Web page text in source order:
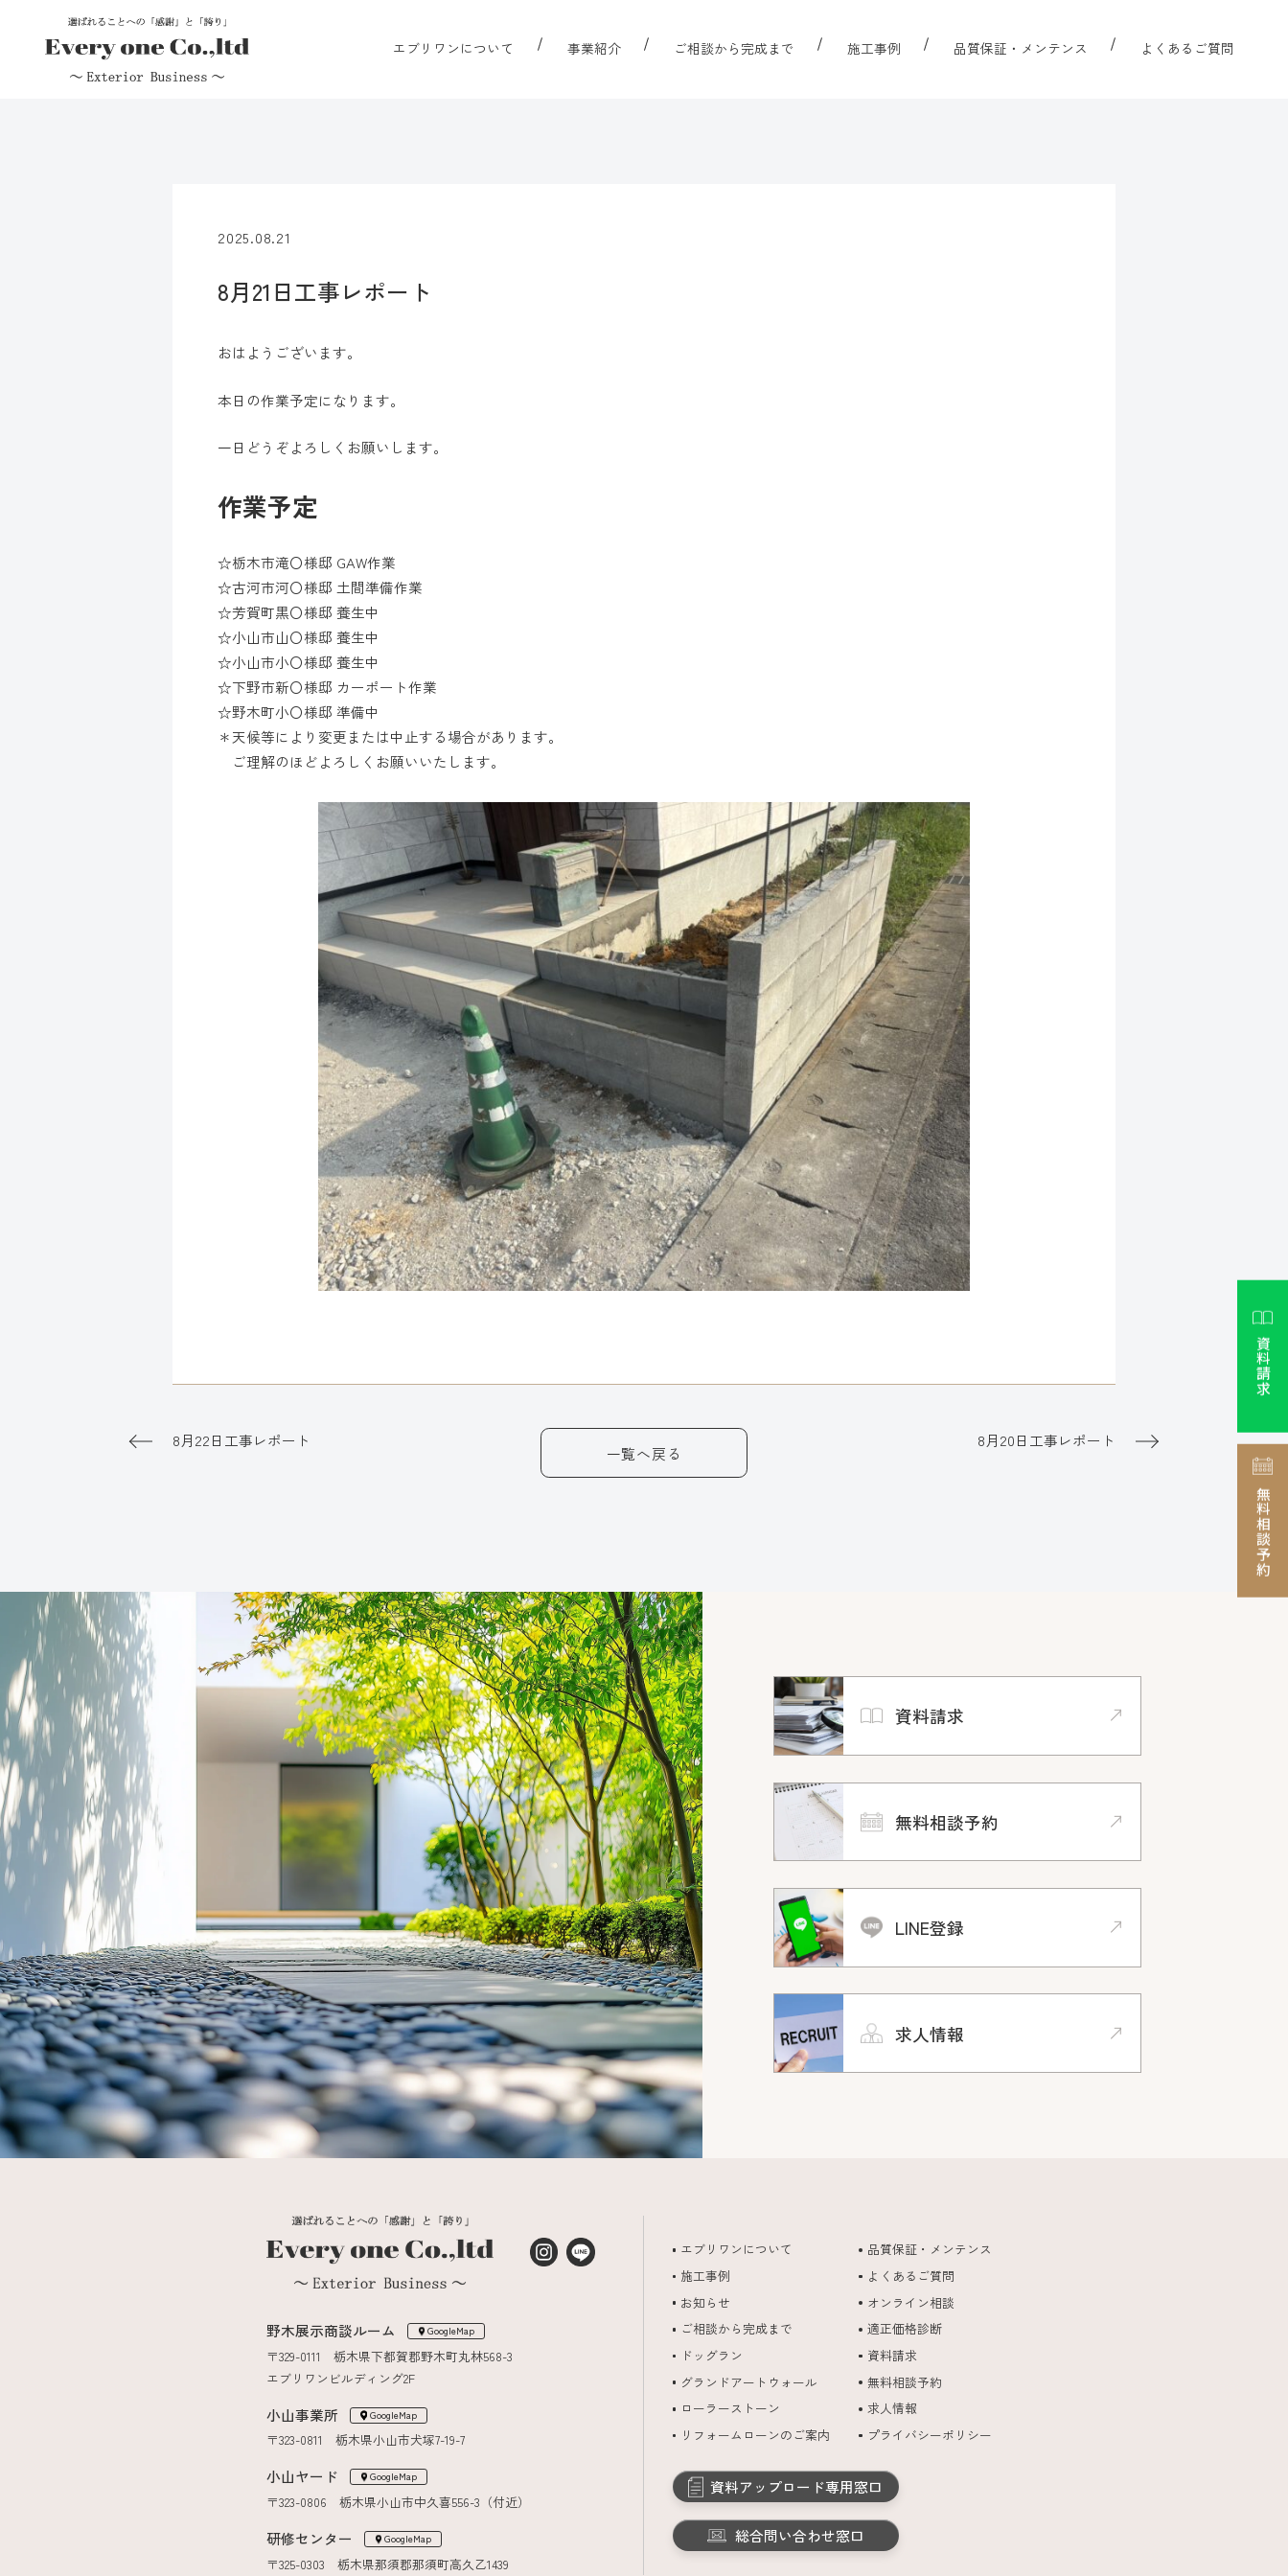
エブリワンについて 事業紹介 ご相談から完成まで 施工事例 品質保証・メンテンス よくあるご質問
2025.08.21
8月21日工事レポート
おはようございます。
本日の作業予定になります。
一日どうぞよろしくお願いします。
作業予定
☆栃木市滝〇様邸 GAW作業
☆古河市河〇様邸 土間準備作業
☆芳賀町黒〇様邸 養生中
☆小山市山〇様邸 養生中
☆小山市小〇様邸 養生中
☆下野市新〇様邸 カーポート作業
☆野木町小〇様邸 準備中
＊天候等により変更または中止する場合があります。
ご理解のほどよろしくお願いいたします。
8月22日工事レポート
一覧へ戻る
8月20日工事レポート
資料請求
無料相談予約
LINE登録
求人情報
野木展示商談ルーム GoogleMap
〒329-0111 栃木県下都賀郡野木町丸林568-3
エブリワンビルディング2F
小山事業所 GoogleMap
〒323-0811 栃木県小山市犬塚7-19-7
小山ヤード GoogleMap
〒323-0806 栃木県小山市中久喜556-3（付近）
研修センター GoogleMap
〒325-0303 栃木県那須郡那須町高久乙1439
エブリワンについて
施工事例
お知らせ
ご相談から完成まで
ドッグラン
グランドアートウォール
ローラーストーン
リフォームローンのご案内
品質保証・メンテンス
よくあるご質問
オンライン相談
適正価格診断
資料請求
無料相談予約
求人情報
プライバシーポリシー
資料アップロード専用窓口
総合問い合わせ窓口
資料請求
無料相談予約